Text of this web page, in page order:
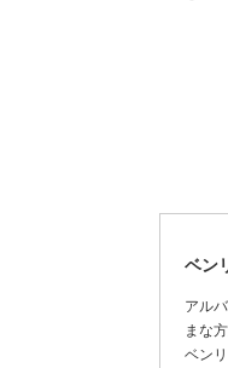
ベン
アル
まな
ベン